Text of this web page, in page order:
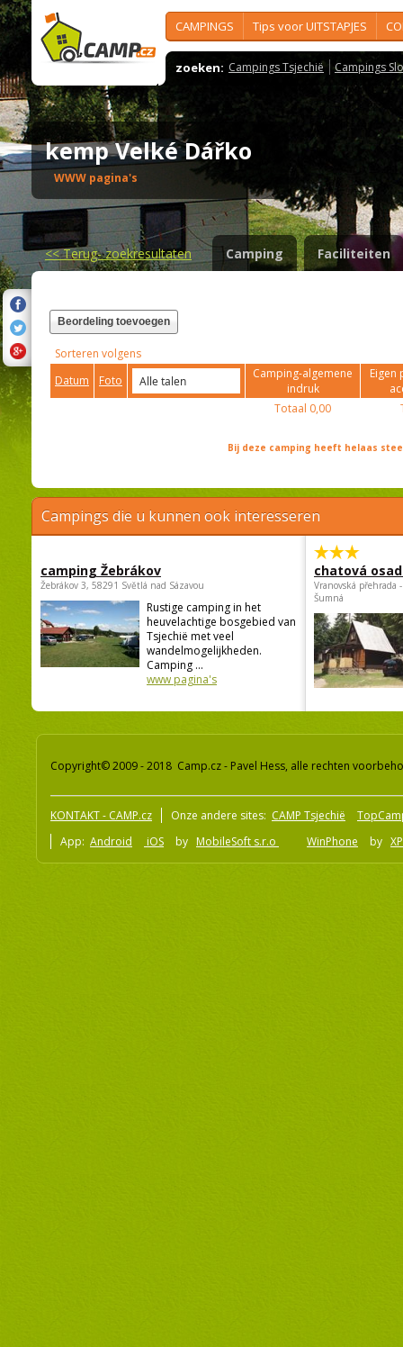
CAMPINGS Tips voor UITSTAPJES
zoeken: Campings Tsjechië Campings
kemp Velké Dářko
WWW pagina's
<<Terug- zoekresultaten Camping Faciliteiten
Beordeling toevoegen
Sorteren volgens
Datum
Foto
Camping-algemene
indruk
Eigen
Totaal 0,00
Bij deze camping heeft helaas
Campings die u kunnen ook interesseren
camping Žebrákov
Žebrákov 3, 58291 Světlá nad Sázavou
Rustige camping in het
heuvelachtige bosgebied van
Tsjechië met veel
wandelmogelijkheden.
Camping ...
www pagina's
chatová
Vranovská přehrada
Šumná
Copyright© 2009 - 2018 Camp.cz - Pavel Hess, alle rechten
KONTAKT - CAMP.cz Onze andere sites: CAMP Tsjechië
App: Android iOS by MobileSoft s.r.o WinPhone by